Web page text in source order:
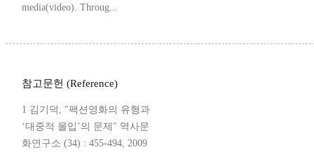
media(video). Throug...
참고문헌 (Reference)
1 김기덕, "팩션영화의 유형과
‘대중적 몰입’의 문제" 역사문
화연구소 (34) : 455-494, 2009